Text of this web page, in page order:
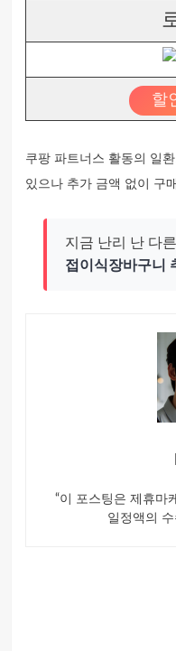
할
쿠팡 파트너스 활동의 일
있으나 추가 금액 없이 구
지금 난리 난 다
접이식장바구니
“이 포스팅은 제휴마
일정액의